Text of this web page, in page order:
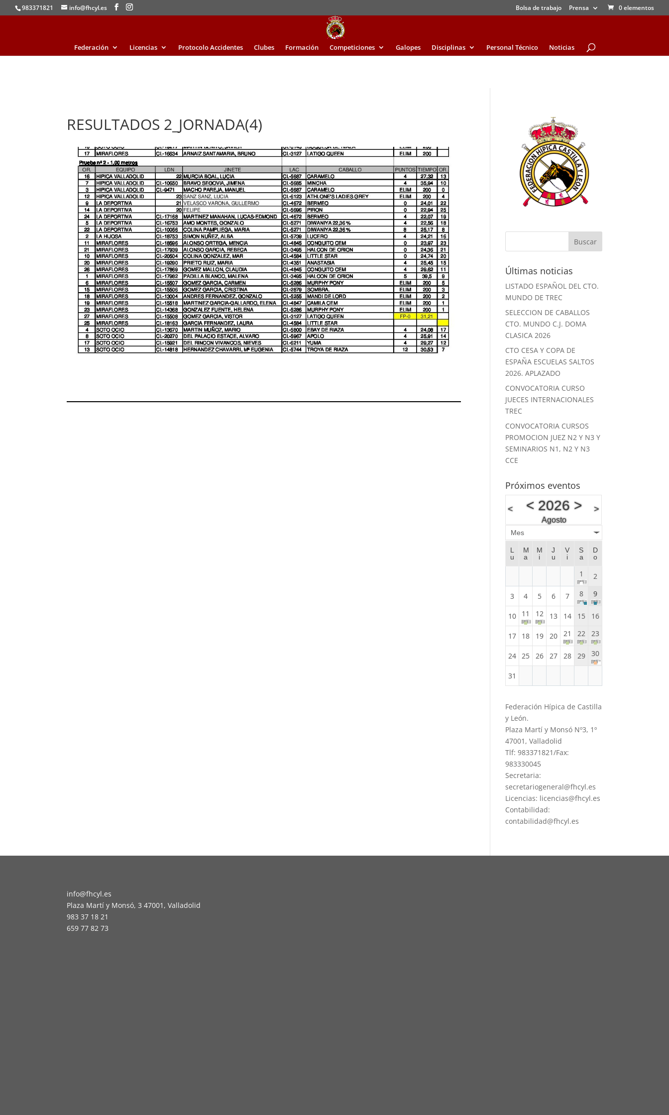
983371821 info@fhcyl.es Bolsa de trabajo Prensa 0 elementos
Federación Licencias Protocolo Accidentes Clubes Formación Competiciones Galopes Disciplinas Personal Técnico Noticias
RESULTADOS 2_JORNADA(4)
Últimas noticias
LISTADO ESPAÑOL DEL CTO.
MUNDO DE TREC
SELECCION DE CABALLOS
CTO. MUNDO C.J. DOMA
CLASICA 2026
CTO CESA Y COPA DE
ESPAÑA ESCUELAS SALTOS
2026. APLAZADO
CONVOCATORIA CURSO
JUECES INTERNACIONALES
TREC
CONVOCATORIA CURSOS
PROMOCION JUEZ N2 Y N3 Y
SEMINARIOS N1, N2 Y N3
CCE
Próximos eventos
< <2026 >
Agosto
>
Mes
L
u
M
a
M
i
J
u
V
i
S
a
D
o
1 2
3 4 5 6 7 8 9
10 11 12 13 14 15 16
17 18 19 20 21 22 23
24 25 26 27 28 29 30
31
Federación Hípica de Castilla
y León.
Plaza Martí y Monsó Nº3, 1º
47001, Valladolid
Tlf: 983371821/Fax:
983330045
Secretaria:
secretariogeneral@fhcyl.es
Licencias: licencias@fhcyl.es
Contabilidad:
contabilidad@fhcyl.es
info@fhcyl.es
Plaza Martí y Monsó, 3 47001, Valladolid
983 37 18 21
659 77 82 73